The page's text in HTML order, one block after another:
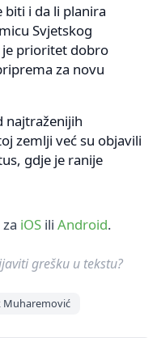
biti i da li planira
Svjetskog
je prioritet dobro
za novu
najtraženijih
zemlji već su objavili
gdje je ranije
iOS ili Android.
grešku u tekstu?
Muharemović